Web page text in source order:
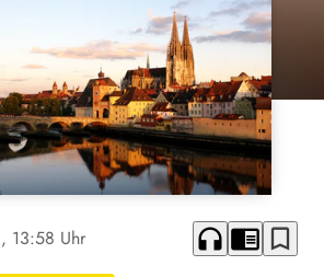
, 13:58 Uhr headphones chrome_reader_mode bookmark_border